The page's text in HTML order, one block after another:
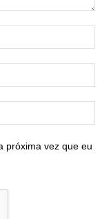
próxima vez que eu